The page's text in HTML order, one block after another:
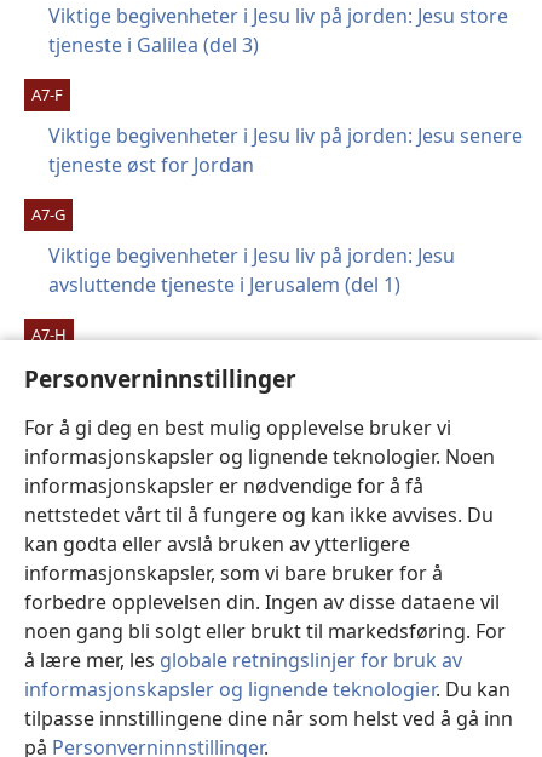
Personverninnstillinger
For å gi deg en best mulig opplevelse bruker vi
informasjonskapsler og lignende teknologier. Noen
informasjonskapsler er nødvendige for å få
nettstedet vårt til å fungere og kan ikke avvises. Du
kan godta eller avslå bruken av ytterligere
informasjonskapsler, som vi bare bruker for å
forbedre opplevelsen din. Ingen av disse dataene vil
noen gang bli solgt eller brukt til markedsføring. For
å lære mer, les globale retningslinjer for bruk av
informasjonskapsler og lignende teknologier. Du kan
tilpasse innstillingene dine når som helst ved å gå inn
på Personverninnstillinger.
Viktige begivenheter i Jesu liv på jorden: Jesu store
tjeneste i Galilea (del 3)
A7-F
Viktige begivenheter i Jesu liv på jorden: Jesu senere
tjeneste øst for Jordan
A7-G
Viktige begivenheter i Jesu liv på jorden: Jesu
avsluttende tjeneste i Jerusalem (del 1)
A7-H
Viktige begivenheter i Jesu liv på jorden: Jesu
Forrige Neste
Opphavsrett til denne publikasjonen
Copyright© 2026 Watch Tower Bible and Tract Society of
Pennsylvania.
VILKÅR FOR BRUK
| PERSONVERN | PERSONVERNINNSTILLINGER